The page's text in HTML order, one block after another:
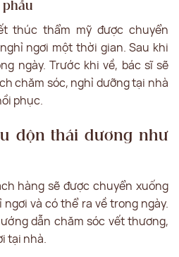
phẫu
thúc thẩm mỹ được chuyển
ngơi một thời gian. Sau khi
ngày. Trước khi về, bác sĩ sẽ
chăm sóc, nghỉ dưỡng tại nhà
phục.
độn thái dương như
hàng sẽ được chuyển xuống
và có thể ra về trong ngày.
dẫn chăm sóc vết thương,
tại nhà.